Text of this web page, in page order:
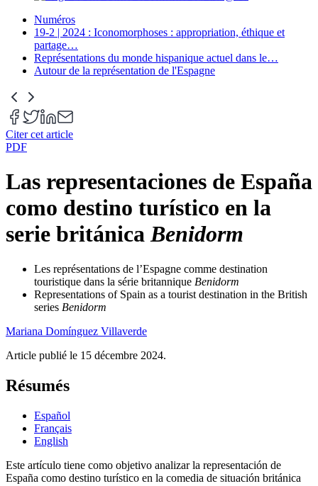
Numéros
19-2 | 2024 : Iconomorphoses : appropriation, éthique et
partage…
Représentations du monde hispanique actuel dans le…
Autour de la représentation de l'Espagne
Citer cet article
PDF
Las representaciones de España
como destino turístico en la
serie británicaBenidorm
Les représentations de l’Espagne comme destination
touristique dans la série britannique Benidorm
Representations of Spain as a tourist destination in the British
series Benidorm
Mariana Domínguez Villaverde
Article publié le 15 décembre 2024.
Résumés
Español
Français
English
Este artículo tiene como objetivo analizar la representación de
España como destino turístico en la comedia de situación británica